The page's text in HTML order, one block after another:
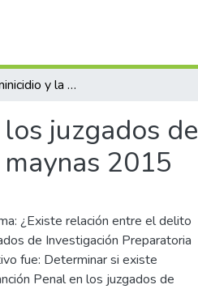
El delito de feminicidio y la sanción penal en los juzgados de investigación preparatoria de la provincia de maynas 2015
juzgados de
2015
¿Existe relación entre el delito
de Investigación Preparatoria
fue: Determinar si existe
Penal en los juzgados de